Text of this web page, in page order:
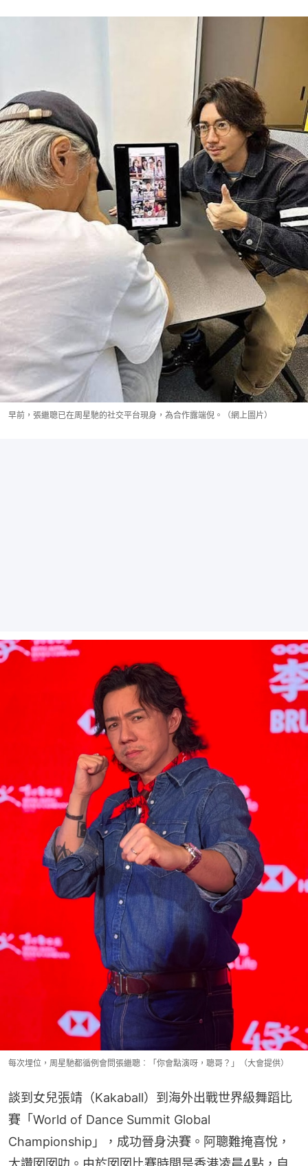
早前，張繼聰已在周星馳的社交平台現身，為合作露端倪。（網上圖片）
每次埋位，周星馳都循例會問張繼聰︰「你會點演呀，聰哥？」（大會提供）
談到女兒張靖（Kakaball）到海外出戰世界級舞蹈比
賽「World of Dance Summit Global
Championship」，成功晉身決賽。阿聰難掩喜悅，